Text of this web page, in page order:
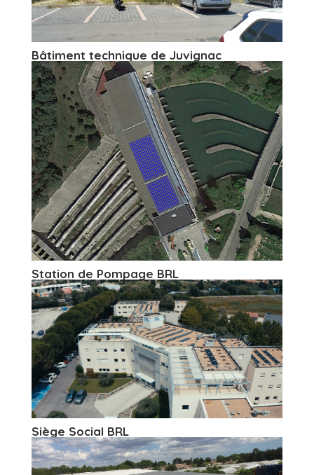
Bâtiment technique de Juvignac
Station de Pompage BRL
Siège Social BRL